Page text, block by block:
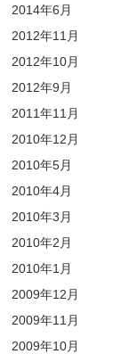
2014年6月
2012年11月
2012年10月
2012年9月
2011年11月
2010年12月
2010年5月
2010年4月
2010年3月
2010年2月
2010年1月
2009年12月
2009年11月
2009年10月